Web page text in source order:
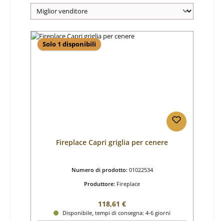
Solo 1 disponibili
Fireplace Capri griglia per cenere
Numero di prodotto: 01022534
Produttore: Fireplace
Prezzo normale:
118,61 €
Disponibile, tempi di consegna: 4-6 giorni